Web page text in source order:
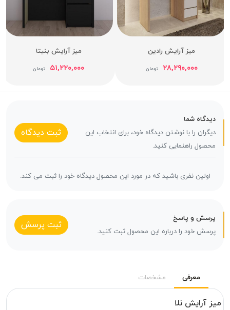
میز آرایش رادین
۲۸,۲۹۰,۰۰۰ تومان
میز آرایش بنیتا
۵۱,۲۲۰,۰۰۰ تومان
دیدگاه شما
دیگران را با نوشتن دیدگاه خود، برای انتخاب این
محصول راهنمایی کنید.
ثبت دیدگاه
اولین نفری باشید که در مورد این محصول دیدگاه خود را ثبت می کند.
پرسش و پاسخ
پرسش خود را درباره این محصول ثبت کنید.
ثبت پرسش
معرفی مشخصات
میز آرایش نلا